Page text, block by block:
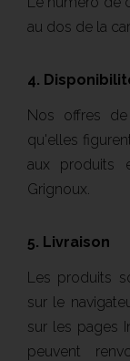
au dos de la
4.
Nos offres
qu'elles
aux produits
Grignoux.
5. Livraison
Les produits
sur le
sur les pages
peuvent